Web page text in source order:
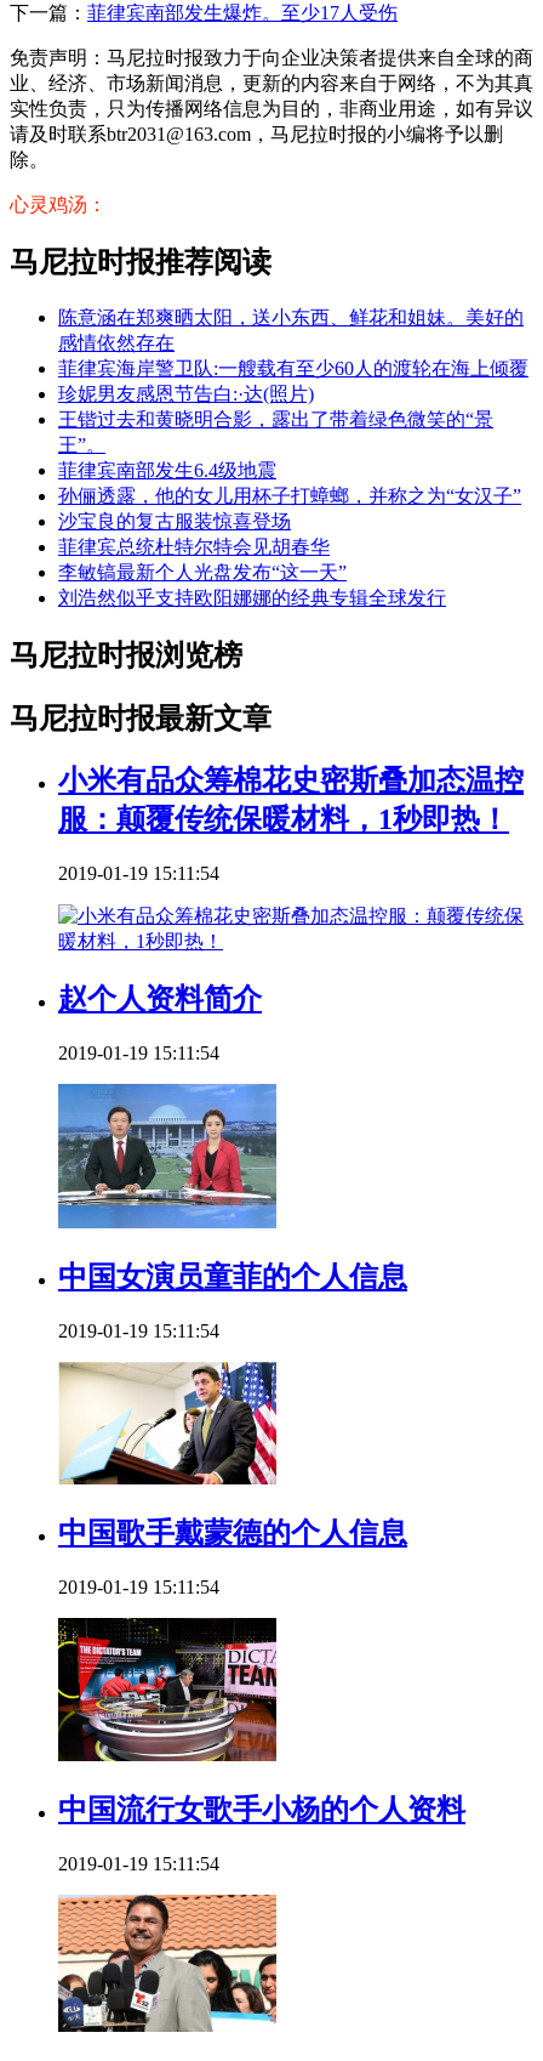
下一篇： 菲律宾南部发生爆炸。至少17人受伤
免责声明：马尼拉时报致力于向企业决策者提供来自全球的商
业、经济、市场新闻消息，更新的内容来自于网络，不为其真
实性负责，只为传播网络信息为目的，非商业用途，如有异议
请及时联系btr2031@163.com，马尼拉时报的小编将予以删
除。
心灵鸡汤：
马尼拉时报推荐阅读
陈意涵在郑爽晒太阳，送小东西、鲜花和姐妹。美好的
感情依然存在
菲律宾海岸警卫队:一艘载有至少60人的渡轮在海上倾覆
珍妮男友感恩节告白:·达(照片)
王锴过去和黄晓明合影，露出了带着绿色微笑的“景
王”。
菲律宾南部发生6.4级地震
孙俪透露，他的女儿用杯子打蟑螂，并称之为“女汉子”
沙宝良的复古服装惊喜登场
菲律宾总统杜特尔特会见胡春华
李敏镐最新个人光盘发布“这一天”
刘浩然似乎支持欧阳娜娜的经典专辑全球发行
马尼拉时报浏览榜
马尼拉时报最新文章
小米有品众筹棉花史密斯叠加态温控
服：颠覆传统保暖材料，1秒即热！
2019-01-19 15:11:54
赵个人资料简介
2019-01-19 15:11:54
中国女演员童菲的个人信息
2019-01-19 15:11:54
中国歌手戴蒙德的个人信息
2019-01-19 15:11:54
中国流行女歌手小杨的个人资料
2019-01-19 15:11:54